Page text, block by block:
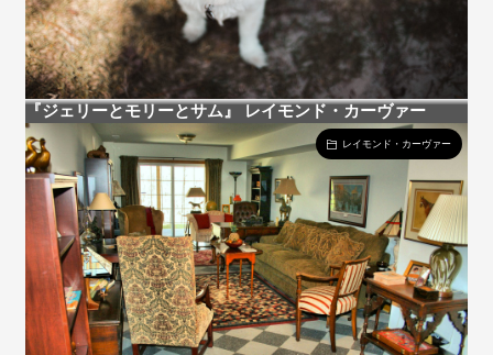
『ジェリーとモリーとサム』 レイモンド・カーヴァー
レイモンド・カーヴァー